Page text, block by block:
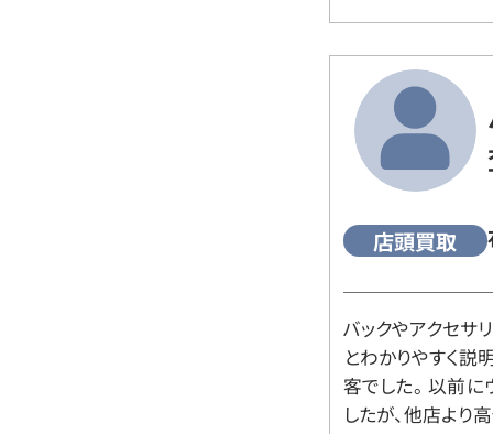
店頭買取
バックやアクセサ
とわかりやすく説
客でした。 以前
したが、他店より